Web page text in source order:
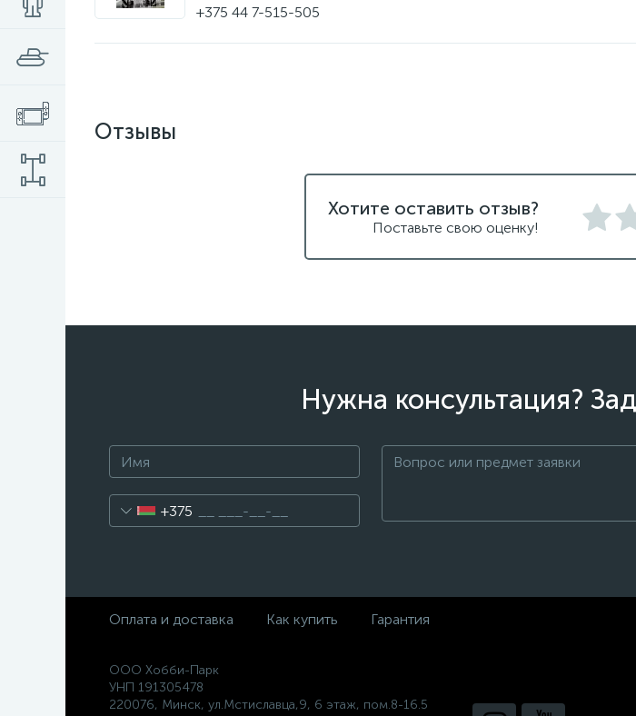
+375 44 7-515-505
Отзывы
Хотите оставить отзыв?
Поставьте свою оценку!
Нужна консультация?
+375
Оплата и доставка Как купить Гарантия
ООО Хобби-Парк
УНП 191305478
220076, Минск, ул.Мстиславца,9, 6 этаж, пом.8-16.5